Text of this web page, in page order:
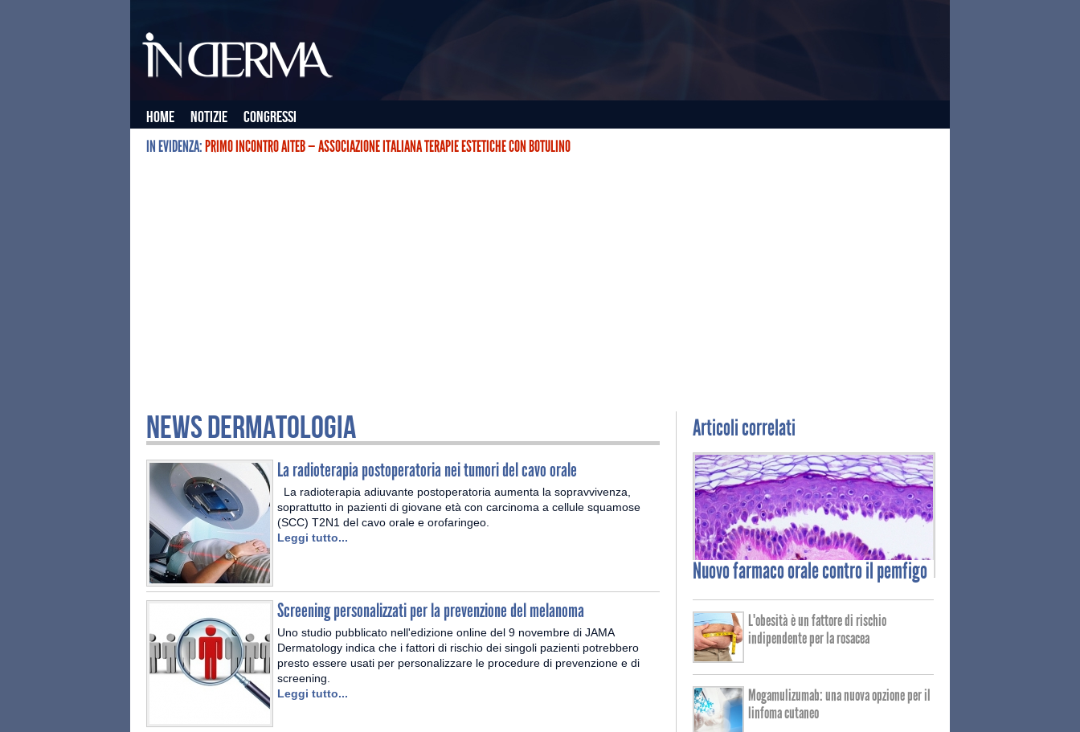
Home Notizie
Congressi
IN EVIDENZA:PRIMO INCONTRO AITEB — ASSOCIAZIONE ITALIANA TERAPIE ESTETICHE CON BOTULINO
NEWS DERMATOLOGIA
La radioterapia postoperatoria nei tumori del cavo orale
La radioterapia adiuvante postoperatoria aumenta la sopravvivenza,
soprattutto in pazienti di giovane età con carcinoma a cellule squamose
(SCC) T2N1 del cavo orale e orofaringeo.
Leggi tutto...
Screening personalizzati per la prevenzione del melanoma
Uno studio pubblicato nell'edizione online del 9 novembre di JAMA
Dermatology indica che i fattori di rischio dei singoli pazienti potrebbero
presto essere usati per personalizzare le procedure di prevenzione e di
screening.
Leggi tutto...
Articoli correlati
Nuovofarmaco orale contro il pemfigo
L'obesità è un fattore di rischio
indipendente per la rosacea
Mogamulizumab: una nuova opzione per il
linfoma cutaneo